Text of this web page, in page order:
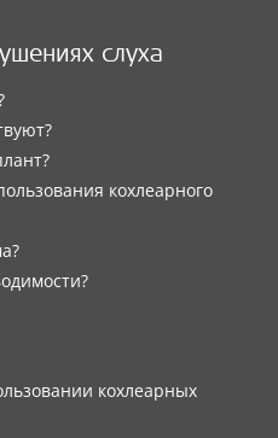
слуха
кохлеарного
кохлеарных